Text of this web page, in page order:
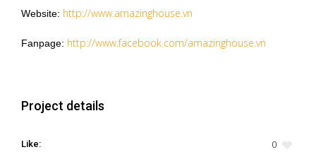
Website: http://www.amazinghouse.vn
Fanpage: http://www.facebook.com/amazinghouse.vn
Project details
Like: 0